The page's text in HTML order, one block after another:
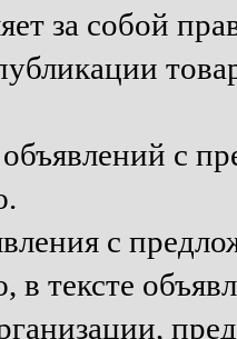
за собой
с
с
тексте